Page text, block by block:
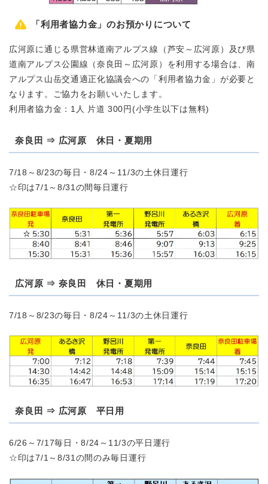
「利用者協力金」のお預かりについて
広河原に通じる県営林道南アルプス線（芦安～広河原）及び県
道南アルプス公園線（奈良田～広河原）を利用する場合は、南
アルプス山岳交通適正化協議会への「利用者協力金」が必要と
なります。ご協力をお願いいたします。
利用者協力金：1人 片道 300円(小学生以下は無料)
奈良田 ⇒ 広河原 休日・夏期用
7/18～8/23の毎日・8/24～11/3の土休日運行
☆印は7/1～8/31の間毎日運行
広河原 ⇒ 奈良田 休日・夏期用
7/18～8/23の毎日・8/24～11/3の土休日運行
奈良田 ⇒ 広河原 平日用
6/26～7/17毎日・8/24～11/3の平日運行
☆印は7/1～8/31の間のみ毎日運行